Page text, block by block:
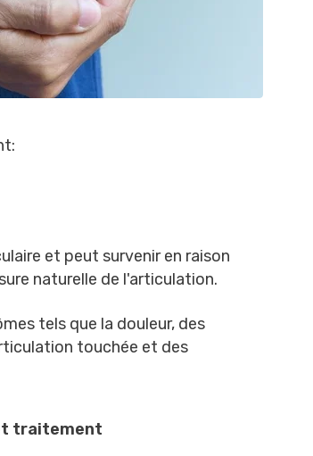
et peut survenir en raison
naturelle de l'articulation.
tels que la douleur, des
touchée et des
traitement